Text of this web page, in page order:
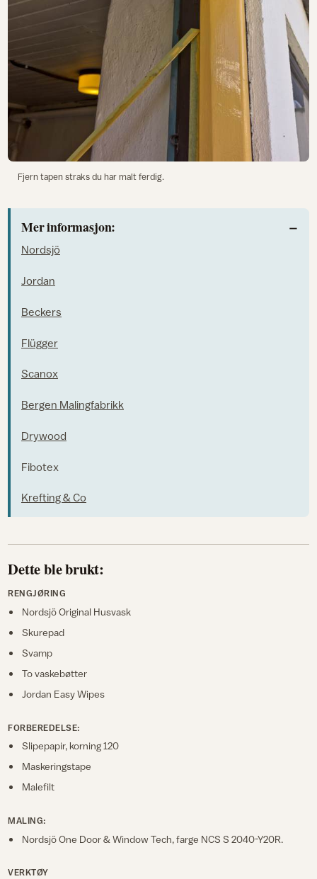
Fjern tapen straks du har malt ferdig.
Mer informasjon:
Nordsjö
Jordan
Beckers
Flügger
Scanox
Bergen Malingfabrikk
Drywood
Fibotex
Krefting & Co
Dette ble brukt:
RENGJØRING
Nordsjö Original Husvask
Skurepad
Svamp
To vaskebøtter
Jordan Easy Wipes
FORBEREDELSE:
Slipepapir, korning 120
Maskeringstape
Malefilt
MALING:
Nordsjö One Door & Window Tech, farge NCS S 2040-Y20R.
VERKTØY